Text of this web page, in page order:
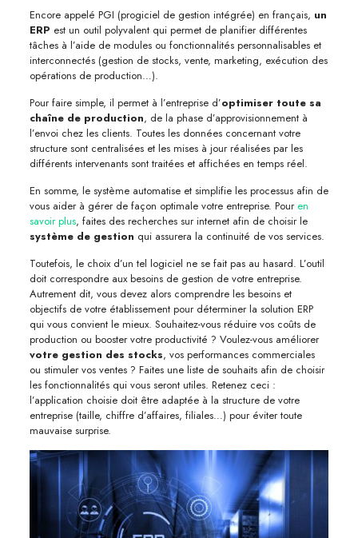
Encore appelé PGI (progiciel de gestion intégrée) en français, un
ERP est un outil polyvalent qui permet de planifier différentes
tâches à l’aide de modules ou fonctionnalités personnalisables et
interconnectés (gestion de stocks, vente, marketing, exécution des
opérations de production…).
Pour faire simple, il permet à l’entreprise d’optimiser toute sa
chaîne de production, de la phase d’approvisionnement à
l’envoi chez les clients. Toutes les données concernant votre
structure sont centralisées et les mises à jour réalisées par les
différents intervenants sont traitées et affichées en temps réel.
En somme, le système automatise et simplifie les processus afin de
vous aider à gérer de façon optimale votre entreprise. Pour en
savoir plus, faites des recherches sur internet afin de choisir le
système de gestion qui assurera la continuité de vos services.
Toutefois, le choix d’un tel logiciel ne se fait pas au hasard. L’outil
doit correspondre aux besoins de gestion de votre entreprise.
Autrement dit, vous devez alors comprendre les besoins et
objectifs de votre établissement pour déterminer la solution ERP
qui vous convient le mieux. Souhaitez-vous réduire vos coûts de
production ou booster votre productivité ? Voulez-vous améliorer
votre gestion des stocks, vos performances commerciales
ou stimuler vos ventes ? Faites une liste de souhaits afin de choisir
les fonctionnalités qui vous seront utiles. Retenez ceci :
l’application choisie doit être adaptée à la structure de votre
entreprise (taille, chiffre d’affaires, filiales…) pour éviter toute
mauvaise surprise.